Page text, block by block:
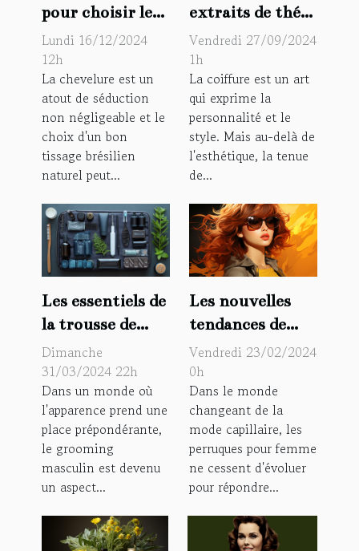
pour choisir le
meilleur tissage
brésilien naturel
Lundi 16/12/2024
12h
La chevelure est un
atout de séduction
non négligeable et le
choix d'un bon
tissage brésilien
naturel peut...
extraits de thé
vert et de mauve
renforcent la
tenue des
coiffures
Vendredi 27/09/2024
1h
La coiffure est un art
qui exprime la
personnalité et le
style. Mais au-delà de
l'esthétique, la tenue
de...
Les essentiels de
la trousse de
toilette
masculine pour
un grooming
impeccable
Dimanche
31/03/2024 22h
Dans un monde où
l'apparence prend une
place prépondérante,
le grooming
masculin est devenu
un aspect...
Les nouvelles
tendances de
perruques pour
femme en 2023 :
couleurs et
styles à la mode
Vendredi 23/02/2024
0h
Dans le monde
changeant de la
mode capillaire, les
perruques pour femme
ne cessent d'évoluer
pour répondre...